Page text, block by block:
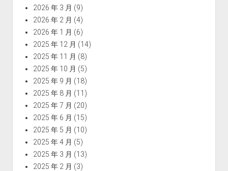
2026 年 3 月 (9)
2026 年 2 月 (4)
2026 年 1 月 (6)
2025 年 12 月 (14)
2025 年 11 月 (8)
2025 年 10 月 (5)
2025 年 9 月 (18)
2025 年 8 月 (11)
2025 年 7 月 (20)
2025 年 6 月 (15)
2025 年 5 月 (10)
2025 年 4 月 (5)
2025 年 3 月 (13)
2025 年 2 月 (3)